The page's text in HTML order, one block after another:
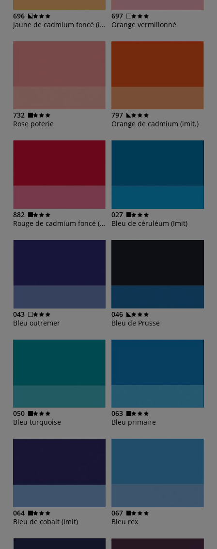
696
Jaune de cadmium foncé (imit.)
697
Orange vermillonné
732
Rose poterie
797
Orange de cadmium (imit.)
882
Rouge de cadmium foncé (imit.)
027
Bleu de céruléum (Imit)
043
Bleu outremer
046
Bleu de Prusse
050
Bleu turquoise
063
Bleu primaire
064
Bleu de cobalt (Imit)
067
Bleu rex